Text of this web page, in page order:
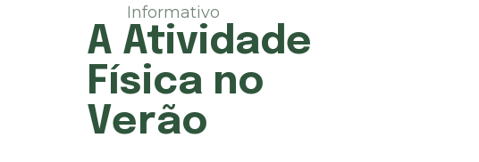
Informativo
A Atividade
Física no
Verão